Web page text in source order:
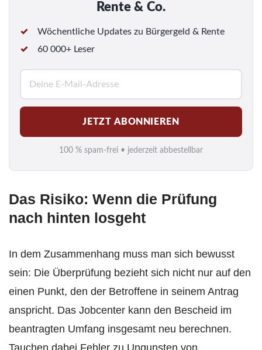
Rente & Co.
Wöchentliche Updates zu Bürgergeld & Rente
60 000+ Leser
M
a
i
l
*
JETZT ABONNIEREN
100 % spam-frei • jederzeit abbestellbar
Das Risiko: Wenn die Prüfung
nach hinten losgeht
In dem Zusammenhang muss man sich bewusst
sein: Die Überprüfung bezieht sich nicht nur auf den
einen Punkt, den der Betroffene in seinem Antrag
anspricht. Das Jobcenter kann den Bescheid im
beantragten Umfang insgesamt neu berechnen.